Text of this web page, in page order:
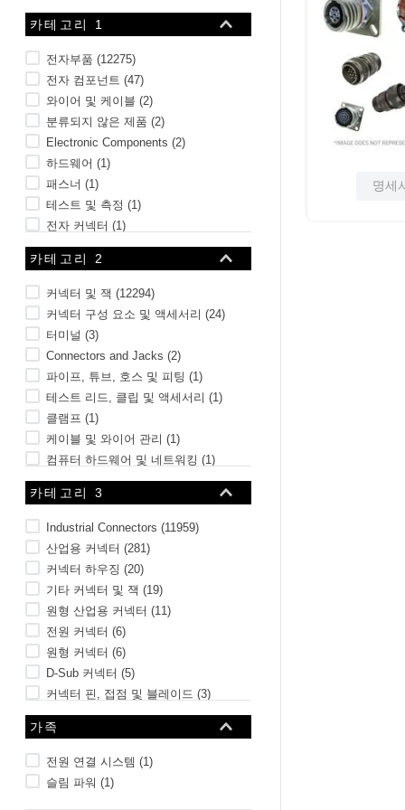
카테고리 1
전자부품 (12275)
전자 컴포넌트 (47)
와이어 및 케이블 (2)
분류되지 않은 제품 (2)
Electronic Components (2)
하드웨어 (1)
패스너 (1)
테스트 및 측정 (1)
전자 커넥터 (1)
잠그는 물건 (1)
4개 더 보기
카테고리 2
커넥터 및 잭 (12294)
커넥터 구성 요소 및 액세서리 (24)
터미널 (3)
Connectors and Jacks (2)
파이프, 튜브, 호스 및 피팅 (1)
테스트 리드, 클립 및 액세서리 (1)
클램프 (1)
케이블 및 와이어 관리 (1)
컴퓨터 하드웨어 및 네트워킹 (1)
조명 (1)
5개 더 보기
카테고리 3
Industrial Connectors (11959)
산업용 커넥터 (281)
커넥터 하우징 (20)
기타 커넥터 및 잭 (19)
원형 산업용 커넥터 (11)
전원 커넥터 (6)
원형 커넥터 (6)
D-Sub 커넥터 (5)
커넥터 핀, 접점 및 블레이드 (3)
피팅 (1)
23개 더 보기
가족
전원 연결 시스템 (1)
슬림 파워 (1)
명세